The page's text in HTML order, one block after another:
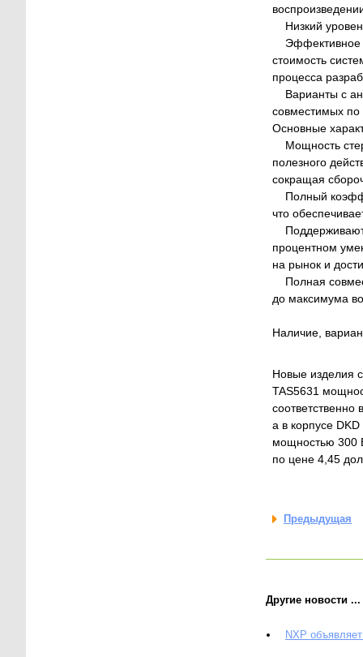
Низкий
Эффективное
стоимость
процесса
Варианты с
совместимых по
Основные
Мощность
полезного
сокращая
Полный
что
процентном
на рынок и
Полная
до максимума
Наличие,
Новые изделия
TAS5631
соответственно
а в корпусе
мощностью 300
по цене 4,45
Предыдущая
Другие новости ...
NXP